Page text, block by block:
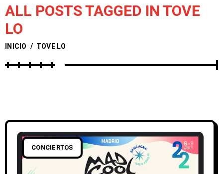
ALL POSTS TAGGED IN TOVE
LO
INICIO / TOVE LO
CONCIERTOS